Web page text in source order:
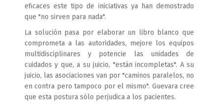
eficaces este tipo de iniciativas ya han demostrado
que "no sirven para nada".
La solución pasa por elaborar un libro blanco que
comprometa a las autoridades, mejore los equipos
multidisciplinares y potencie las unidades de
cuidados y que, a su juicio, "están incompletas". A su
juicio, las asociaciones van por "caminos paralelos, no
en contra pero tampoco por el mismo". Guevara cree
que esta postura sólo perjudica a los pacientes.